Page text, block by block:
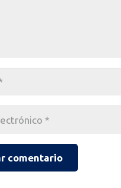
comentario